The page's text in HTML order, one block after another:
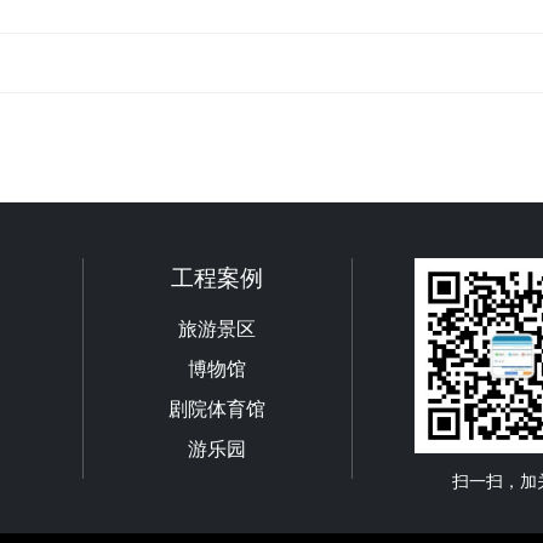
工程案例
旅游景区
博物馆
剧院体育馆
游乐园
扫一扫，加